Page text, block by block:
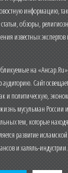
информацию,
обзоры,
известных
на
Сайт
и политическую,
мусульман России
тем, которые
развитие
и халяль-индустрии.